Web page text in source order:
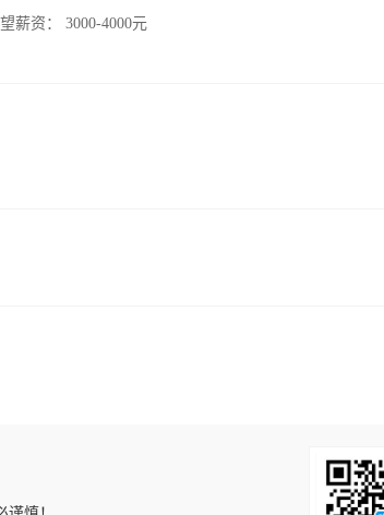
薪资：
3000-4000元